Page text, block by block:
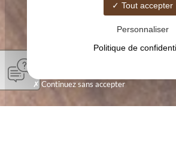
Tout accepter
Personnaliser
Politique de
Continuez sans accepter